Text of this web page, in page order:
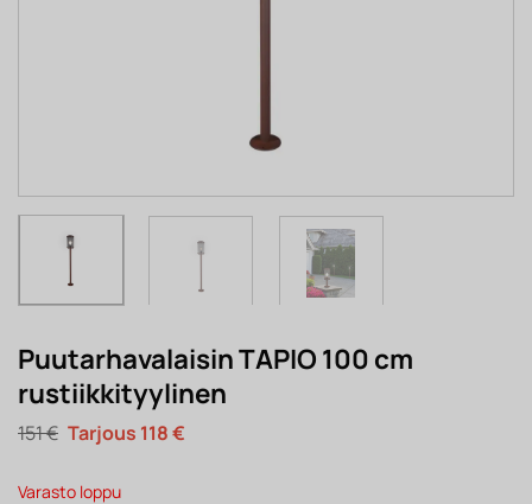
Puutarhavalaisin TAPIO 100 cm
rustiikkityylinen
151€ Alkuperäinen
hinta
151 €.
118€Nykyinen
Varasto loppu